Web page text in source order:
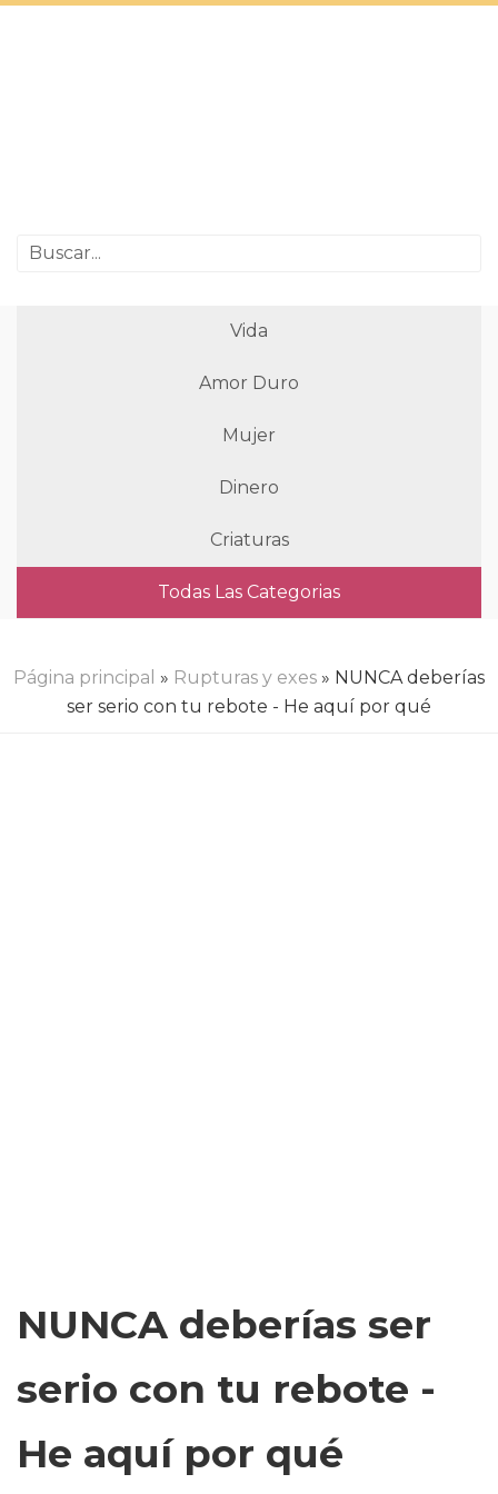
Vida
Amor Duro
Mujer
Dinero
Criaturas
Todas Las Categorias
Página principal » Rupturas y exes » NUNCA deberías
ser serio con tu rebote - He aquí por qué
NUNCA deberías ser
serio con tu rebote -
He aquí por qué